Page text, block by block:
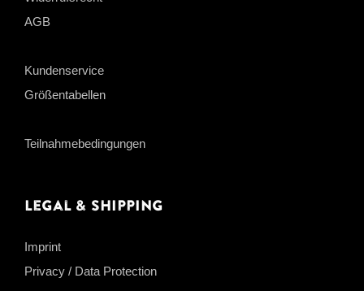
AGB
Kundenservice
Größentabellen
Teilnahmebedingungen
Legal & Shipping
Imprint
Privacy / Data Protection